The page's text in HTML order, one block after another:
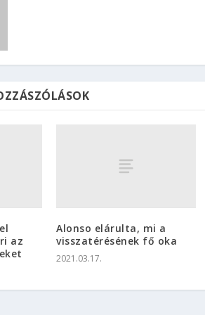
az
Alonso elárulta, mi a
visszatérésének fő oka
2021.03.17.